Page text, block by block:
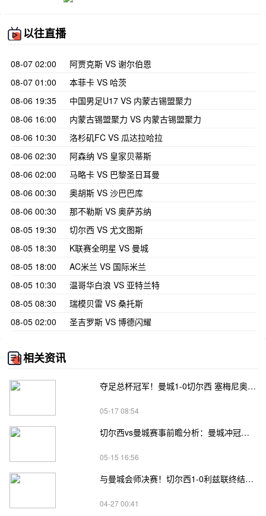
以往直播
08-07 02:00
阿贾克斯 VS 谢尔伯恩
08-07 01:00
本菲卡 VS 哈茨
08-06 19:35
中国男足U17 VS 内蒙古锡盟聚力
08-06 16:00
内蒙古锡盟聚力 VS 内蒙古锡盟聚力
08-06 10:30
洛杉矶FC VS 瓜达拉哈拉
08-06 02:30
阿森纳 VS 皇家贝蒂斯
08-06 02:00
马略卡 VS 巴黎圣日耳曼
08-06 00:30
奥胡斯 VS 沙巴巴库
08-06 00:30
那不勒斯 VS 奥萨苏纳
08-05 19:30
切尔西 VS 尤文图斯
08-05 18:30
K联赛全明星 VS 曼城
08-05 18:00
AC米兰 VS 国际米兰
08-05 10:30
温哥华白浪 VS 亚特兰特
08-05 08:30
瑞模贝雷 VS 桑托斯
08-05 02:00
圣吉罗斯 VS 博德闪耀
相关资讯
夺足总杯冠军！曼城1-0切尔西 塞梅尼奥脚后跟破门制胜裁判引争议
05-17 08:54
切尔西vs曼城赛事前瞻分析：曼城冲冠施压，切尔西残阵破咒
05-15 16:56
与曼城会师决赛！切尔西1-0利兹联终结三连败 恩佐制胜桑切斯神扑
04-27 00:41